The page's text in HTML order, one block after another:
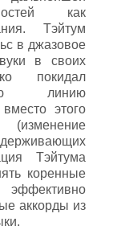
как
Тэйтум
в джазовое
в своих
покидал
линию
этого
(изменение
Тэйтума
коренные
аккорды из